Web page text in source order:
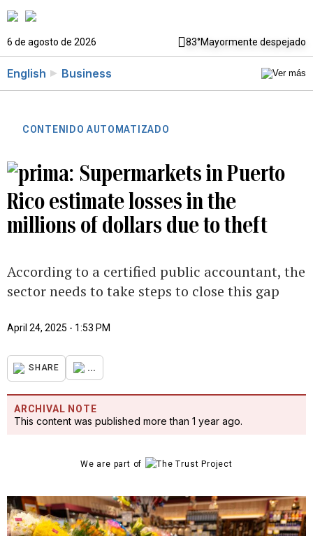
6 de agosto de 2026 83°Mayormente despejado
English Business
CONTENIDO AUTOMATIZADO
Supermarkets in Puerto
Rico estimate losses in the
millions of dollars due to theft
According to a certified public accountant, the
sector needs to take steps to close this gap
April 24, 2025 - 1:53 PM
SHARE ...
ARCHIVAL NOTE
This content was published more than 1 year ago.
We are part of